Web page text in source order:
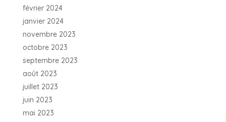
février 2024
janvier 2024
novembre 2023
octobre 2023
septembre 2023
août 2023
juillet 2023
juin 2023
mai 2023